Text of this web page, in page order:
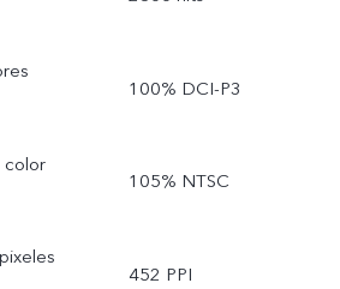
100% DCI-P3
color
105% NTSC
452 PPI